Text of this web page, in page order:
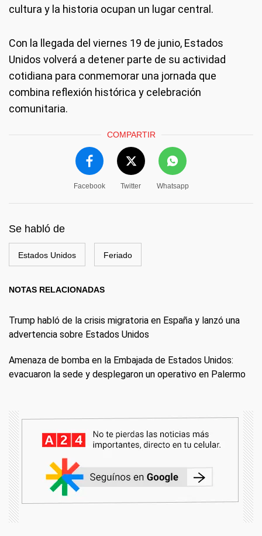
cultura y la historia ocupan un lugar central.
Con la llegada del viernes 19 de junio, Estados
Unidos volverá a detener parte de su actividad
cotidiana para conmemorar una jornada que
combina reflexión histórica y celebración
comunitaria.
COMPARTIR
Facebook Twitter Whatsapp
Se habló de
Estados Unidos Feriado
NOTAS RELACIONADAS
Trump habló de la crisis migratoria en España y lanzó una
advertencia sobre Estados Unidos
Amenaza de bomba en la Embajada de Estados Unidos:
evacuaron la sede y desplegaron un operativo en Palermo